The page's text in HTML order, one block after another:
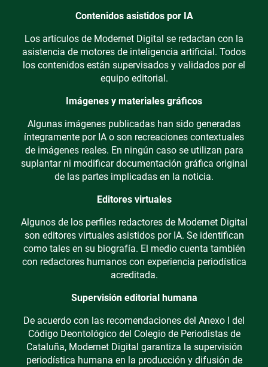
Contenidos asistidos por IA
Los artículos de Modernet Digital se redactan con la
asistencia de motores de inteligencia artificial. Todos
los contenidos están supervisados y validados por el
equipo editorial.
Imágenes y materiales gráficos
Algunas imágenes publicadas han sido generadas
íntegramente por IA o son recreaciones contextuales
de imágenes reales. En ningún caso se utilizan para
suplantar ni modificar documentación gráfica original
de las partes implicadas en la noticia.
Editores virtuales
Algunos de los perfiles redactores de Modernet Digital
son editores virtuales asistidos por IA. Se identifican
como tales en su biografía. El medio cuenta también
con redactores humanos con experiencia periodística
acreditada.
Supervisión editorial humana
De acuerdo con las recomendaciones del Anexo I del
Código Deontológico del Colegio de Periodistas de
Cataluña, Modernet Digital garantiza la supervisión
periodística humana en la producción y difusión de